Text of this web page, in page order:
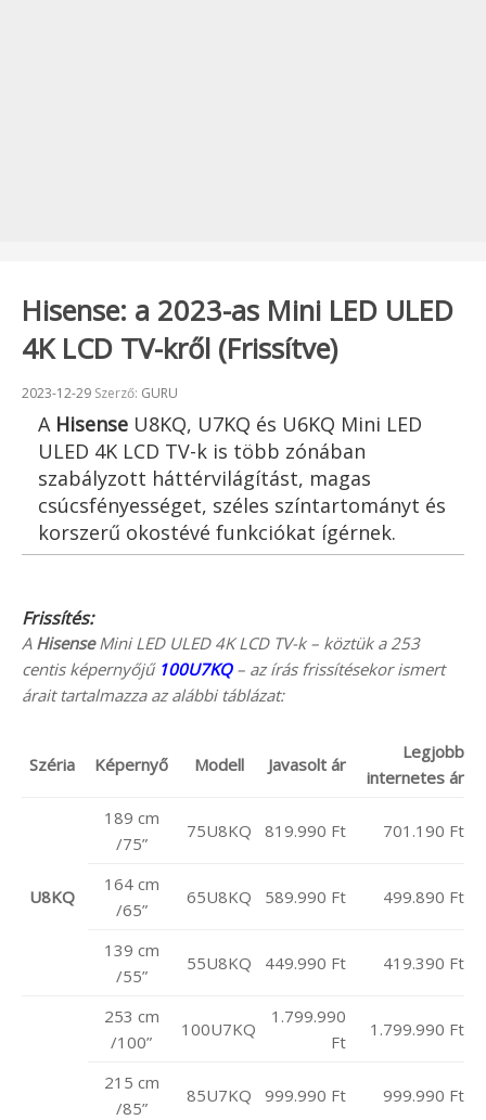
Hisense: a 2023-as Mini LED ULED
4K LCD TV-kről (Frissítve)
Beküldve:
2023-12-29 Szerző: GURU
A Hisense U8KQ, U7KQ és U6KQ Mini LED
ULED 4K LCD TV-k is több zónában
szabályzott háttérvilágítást, magas
csúcsfényességet, széles színtartományt és
korszerű okostévé funkciókat ígérnek.
Frissítés:
AHisenseMini LED ULED 4K LCD TV-k – köztük a 253
centis képernyőjű 100U7KQ– az írás frissítésekor ismert
árait tartalmazza az alábbi táblázat:
Széria Képernyő Modell Javasolt ár
Legjobb
internetes ár
U8KQ
189 cm
/75”
75U8KQ 819.990 Ft 701.190 Ft
164 cm
/65”
65U8KQ 589.990 Ft 499.890 Ft
139 cm
/55”
55U8KQ 449.990 Ft 419.390 Ft
253 cm
/100”
100U7KQ
1.799.990
Ft
1.799.990 Ft
215 cm
/85”
85U7KQ 999.990 Ft 999.990 Ft